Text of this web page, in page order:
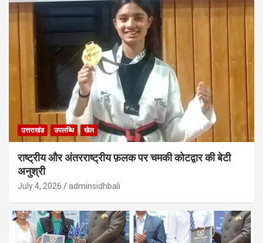
उत्तराखंड उपलब्धि खेल
राष्ट्रीय और अंतरराष्ट्रीय फ़लक पर चमकी कोटद्वार की बेटी
अनुश्री
July 4, 2026 adminsidhbali